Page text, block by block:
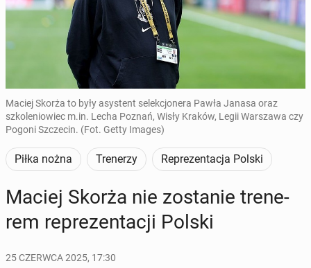
Maciej Skorża to były asystent selekcjonera Pawła Janasa oraz
szkoleniowiec m.in. Lecha Poznań, Wisły Kraków, Legii Warszawa czy
Pogoni Szczecin. (Fot. Getty Images)
Piłka nożna Trenerzy Reprezentacja Polski
Maciej Skorża nie zo­sta­nie tre­ne­
rem re­pre­zen­ta­cji Polski
25 CZERWCA 2025, 17:30